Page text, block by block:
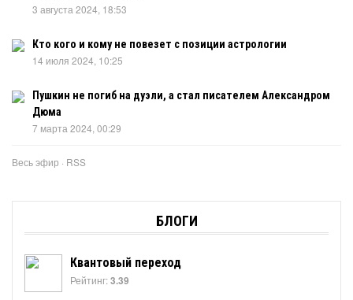
3 августа 2024, 18:53
Кто кого и кому не повезет с позиции астрологии
14 июля 2024, 10:25
Пушкин не погиб на дуэли, а стал писателем Александром
Дюма
7 марта 2024, 00:29
Весь эфир · RSS
БЛОГИ
Квантовый переход
Рейтинг:3.39